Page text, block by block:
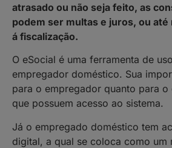
atrasado ou não seja feito, as
podem ser multas e juros, ou até
á fiscalização.
O eSocial é uma ferramenta de
empregador doméstico. Sua
para o empregador quanto para
que possuem acesso ao sistema.
Já o empregado doméstico tem
digital, a qual se coloca como um